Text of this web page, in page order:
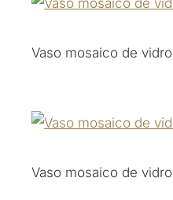
Vaso mosaico de vidro
Vaso mosaico de vidro